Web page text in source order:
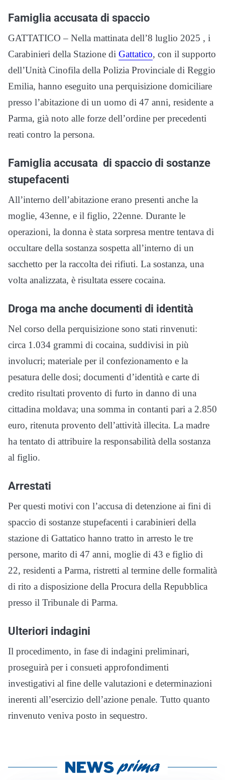
Famiglia accusata di spaccio
GATTATICO – Nella mattinata dell’8 luglio 2025 , i
Carabinieri della Stazione di Gattatico, con il supporto
dell’Unità Cinofila della Polizia Provinciale di Reggio
Emilia, hanno eseguito una perquisizione domiciliare
presso l’abitazione di un uomo di 47 anni, residente a
Parma, già noto alle forze dell’ordine per precedenti
reati contro la persona.
Famiglia accusata di spaccio di sostanze
stupefacenti
All’interno dell’abitazione erano presenti anche la
moglie, 43enne, e il figlio, 22enne. Durante le
operazioni, la donna è stata sorpresa mentre tentava di
occultare della sostanza sospetta all’interno di un
sacchetto per la raccolta dei rifiuti. La sostanza, una
volta analizzata, è risultata essere cocaina.
Droga ma anche documenti di identità
Nel corso della perquisizione sono stati rinvenuti:
circa 1.034 grammi di cocaina, suddivisi in più
involucri; materiale per il confezionamento e la
pesatura delle dosi; documenti d’identità e carte di
credito risultati provento di furto in danno di una
cittadina moldava; una somma in contanti pari a 2.850
euro, ritenuta provento dell’attività illecita. La madre
ha tentato di attribuire la responsabilità della sostanza
al figlio.
Arrestati
Per questi motivi con l’accusa di detenzione ai fini di
spaccio di sostanze stupefacenti i carabinieri della
stazione di Gattatico hanno tratto in arresto le tre
persone, marito di 47 anni, moglie di 43 e figlio di
22, residenti a Parma, ristretti al termine delle formalità
di rito a disposizione della Procura della Repubblica
presso il Tribunale di Parma.
Ulteriori indagini
Il procedimento, in fase di indagini preliminari,
proseguirà per i consueti approfondimenti
investigativi al fine delle valutazioni e determinazioni
inerenti all’esercizio dell’azione penale. Tutto quanto
rinvenuto veniva posto in sequestro.